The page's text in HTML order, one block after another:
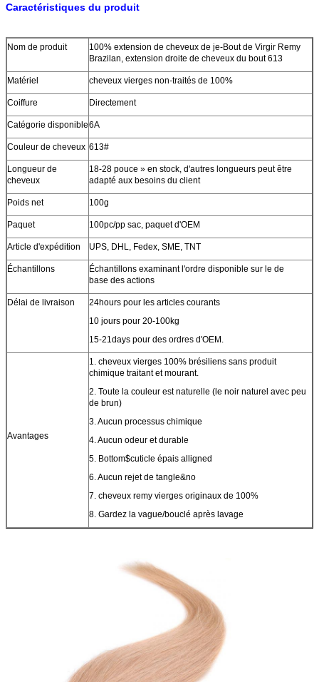
Caractéristiques du produit
Nom de produit
100% extension de cheveux de je-Bout de Virgir Remy
Brazilan, extension droite de cheveux du bout 613
Matériel cheveux vierges non-traités de 100%
Coiffure Directement
Catégorie disponible6A
Couleur de cheveux 613#
Longueur de
cheveux
18-28 pouce » en stock, d'autres longueurs peut être
adapté aux besoins du client
Poids net 100g
Paquet 100pc/pp sac, paquet d'OEM
Article d'expédition UPS, DHL, Fedex, SME, TNT
Échantillons
Échantillons examinant l'ordre disponible sur le de
base des actions
Délai de livraison
24hours pour les articles courants
10 jours pour 20-100kg
15-21days pour des ordres d'OEM.
Avantages
1. cheveux vierges 100% brésiliens sans produit
chimique traitant et mourant.
2. Toute la couleur est naturelle (le noir naturel avec peu
de brun)
3. Aucun processus chimique
4. Aucun odeur et durable
5. Bottom$cuticle épais alligned
6. Aucun rejet de tangle&no
7. cheveux remy vierges originaux de 100%
8. Gardez la vague/bouclé après lavage